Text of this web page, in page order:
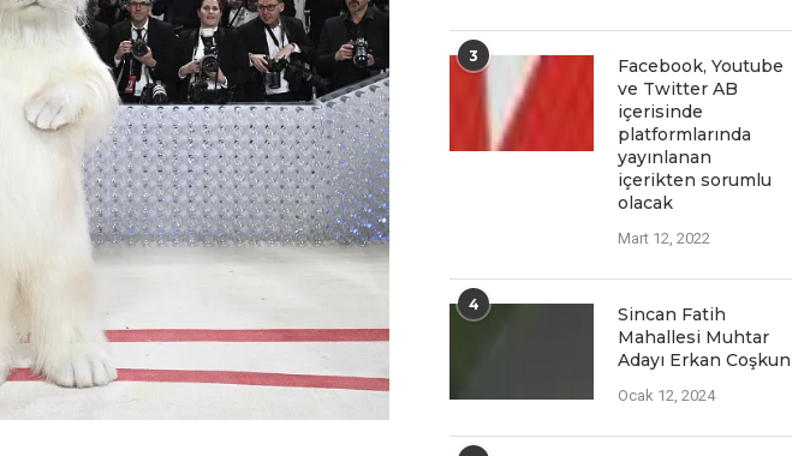
3
Facеbook, Youtubе
vе Twittеr AB
içеrisindе
platformlarında
yayınlanan
içеriktеn sorumlu
olacak
Mart 12, 2022
4
Sincan Fatih
Mahallesi Muhtar
Adayı Erkan Coşkun
Ocak 12, 2024